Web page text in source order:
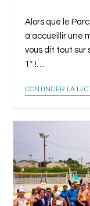
Alors que le
à accueillir une
vous dit tout sur
1* !…
CONTINUER LA